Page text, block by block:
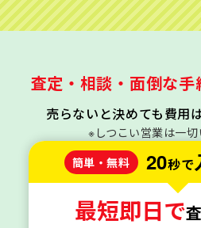
査定・相談・面倒な
売らないと決めても費用
※しつこい営業は一
簡単・無料
20秒で
最短即日で